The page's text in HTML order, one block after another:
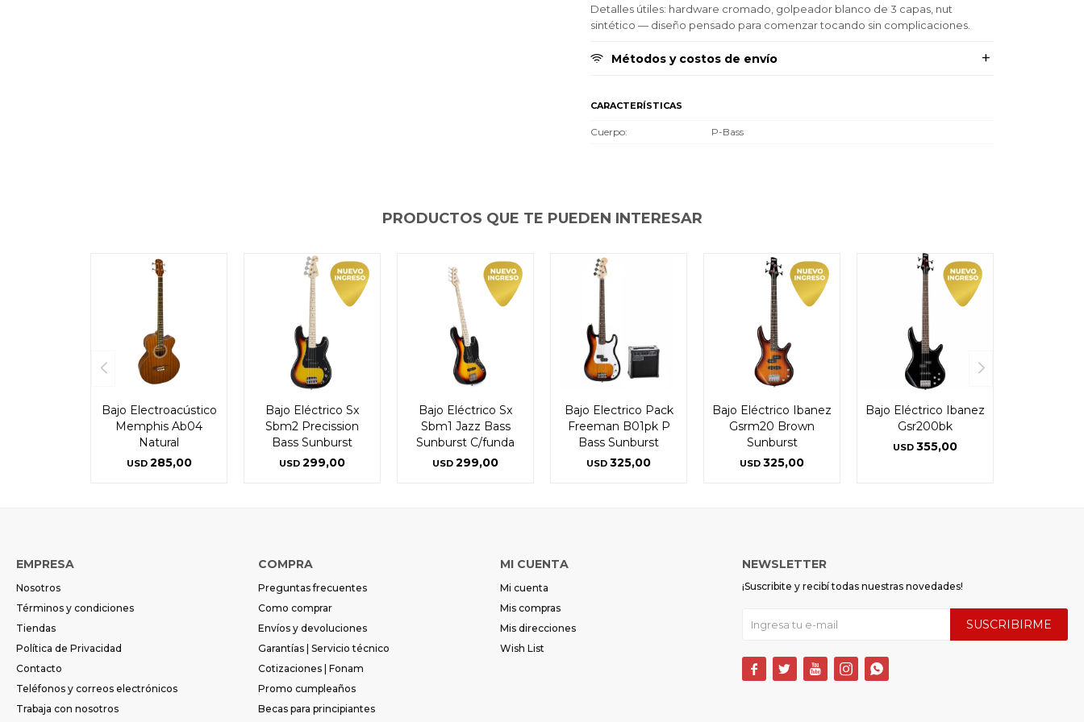
Detalles útiles: hardware cromado, golpeador blanco de 3 capas, nut
sintético — diseño pensado para comenzar tocando sin complicaciones.
Métodos y costos de envío
CARACTERÍSTICAS
Cuerpo P-Bass
PRODUCTOS QUE TE PUEDEN INTERESAR
Bajo Electroacústico
Memphis Ab04
Natural
USD 285,00
Bajo Eléctrico Sx
Sbm2 Precission
Bass Sunburst
USD 299,00
Bajo Eléctrico Sx
Sbm1 Jazz Bass
Sunburst C/funda
USD 299,00
Bajo Electrico Pack
Freeman B01pk P
Bass Sunburst
USD 325,00
Bajo Eléctrico Ibanez
Gsrm20 Brown
Sunburst
USD 325,00
Bajo Eléctrico Ibanez
Gsr200bk
USD 355,00
EMPRESA
Nosotros
Términos y condiciones
Tiendas
Política de Privacidad
Contacto
Teléfonos y correos electrónicos
Trabaja con nosotros
COMPRA
Preguntas frecuentes
Como comprar
Envíos y devoluciones
Garantías | Servicio técnico
Cotizaciones | Fonam
Promo cumpleaños
Becas para principiantes
MI CUENTA
Mi cuenta
Mis compras
Mis direcciones
Wish List
NEWSLETTER
¡Suscribite y recibí todas nuestras novedades!
SUSCRIBIRME
    